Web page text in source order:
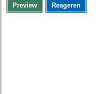
Preview Reageren